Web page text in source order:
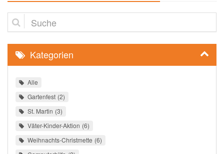
Suche
Kategorien
Alle
Gartenfest 2
St. Martin 3
Väter-Kinder-Aktion 6
Weihnachts-Christmette 6